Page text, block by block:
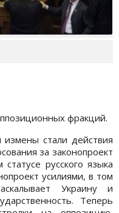
фракций.
стали действия
за законопроект
русского языка
усилиями, в том
Украину и
Теперь